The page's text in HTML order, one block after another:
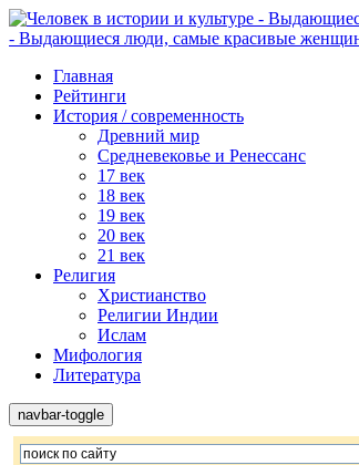
- Выдающиеся люди, самые красивые
Главная
Рейтинги
История / современность
Древний мир
Средневековье и Ренессанс
17 век
18 век
19 век
20 век
21 век
Религия
Христианство
Религии Индии
Ислам
Мифология
Литература
navbar-toggle